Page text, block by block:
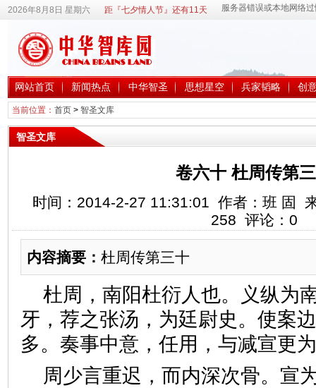
2026年8月8日 星期六 距『七夕情人节』还有11天
网站首页 新闻热点 中华智圣 思想星空 兵家韬略 创
当前位置： 首页> 智圣文库
智圣文库
卷六十 杜周传第
时间：2014-2-27 11:31:01 作者：班 固
258 评论： 0
内容摘要： 杜周传第三十
杜周，南阳杜衍人也。义纵为
牙，荐之张汤，为廷尉史。使案
多。奏事中意，任用，与减宣更
周少言重迟，而内深次骨。宣